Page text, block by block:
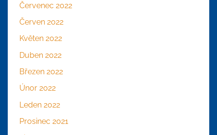
Červenec 2022
Červen 2022
Květen 2022
Duben 2022
Březen 2022
Únor 2022
Leden 2022
Prosinec 2021